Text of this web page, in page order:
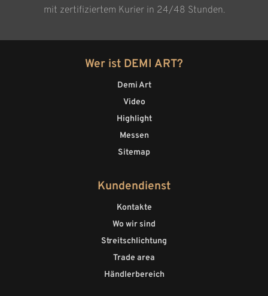
mit zertifiziertem Kurier in 24/48 Stunden.
Wer ist DEMI ART?
Demi Art
Video
Highlight
Messen
Sitemap
Kundendienst
Kontakte
Wo wir sind
Streitschlichtung
Trade area
Händlerbereich